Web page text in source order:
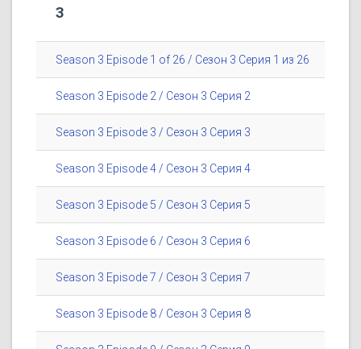
3
Season 3 Episode 1 of 26 / Сезон 3 Серия 1 из 26
Season 3 Episode 2 / Сезон 3 Серия 2
Season 3 Episode 3 / Сезон 3 Серия 3
Season 3 Episode 4 / Сезон 3 Серия 4
Season 3 Episode 5 / Сезон 3 Серия 5
Season 3 Episode 6 / Сезон 3 Серия 6
Season 3 Episode 7 / Сезон 3 Серия 7
Season 3 Episode 8 / Сезон 3 Серия 8